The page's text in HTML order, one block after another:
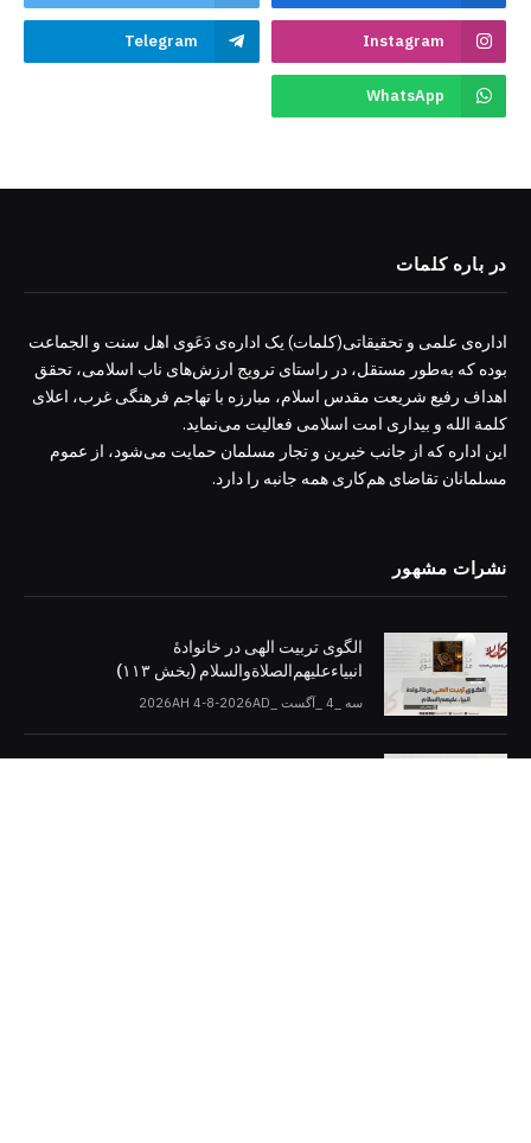
Instagram
Telegram
WhatsApp
در باره کلمات
اداره‌ی علمی و تحقیقاتی(کلمات) یک اداره‌ی دَعَوی اهل سنت و الجماعت
بوده که به‌طور مستقل، در راستای ترویج ارزش‌های ناب اسلامی، تحقق
اهداف رفیع شریعت مقدس اسلام، مبارزه با تهاجم فرهنگی غرب، اعلای
کلمة الله و بیداری امت اسلامی فعالیت می‌نماید.
این اداره که از جانب خیرین و تجار مسلمان حمایت می‌شود، از عموم
مسلمانان تقاضای هم‌کاری همه جانبه را دارد.
نشرات مشهور
الگوی تربیت الهی در خانوادۀ
انبیاءعلیهم‌الصلاةو‌السلام (بخش ۱۱۳)
سه _4 _آگست _2026AH 4-8-2026AD